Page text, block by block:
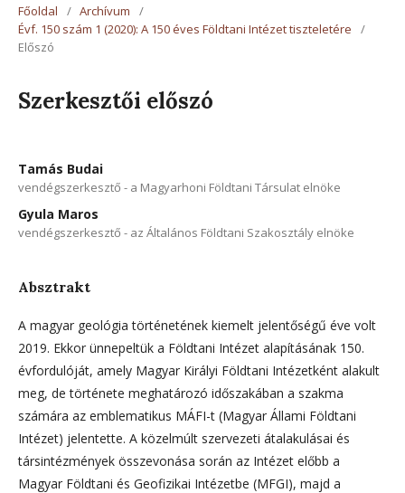
Főoldal / Archívum
/
Évf. 150 szám 1 (2020): A 150 éves Földtani Intézet tiszteletére
/
Előszó
Szerkesztői előszó
Tamás Budai
vendégszerkesztő - a Magyarhoni Földtani Társulat elnöke
Gyula Maros
vendégszerkesztő - az Általános Földtani Szakosztály elnöke
Absztrakt
A magyar geológia történetének kiemelt jelentőségű éve volt
2019. Ekkor ünnepeltük a Földtani Intézet alapításának 150.
évfordulóját, amely Magyar Királyi Földtani Intézetként alakult
meg, de története meghatározó időszakában a szakma
számára az emblematikus MÁFI-t (Magyar Állami Földtani
Intézet) jelentette. A közelmúlt szervezeti átalakulásai és
társintézmények összevonása során az Intézet előbb a
Magyar Földtani és Geofizikai Intézetbe (MFGI), majd a